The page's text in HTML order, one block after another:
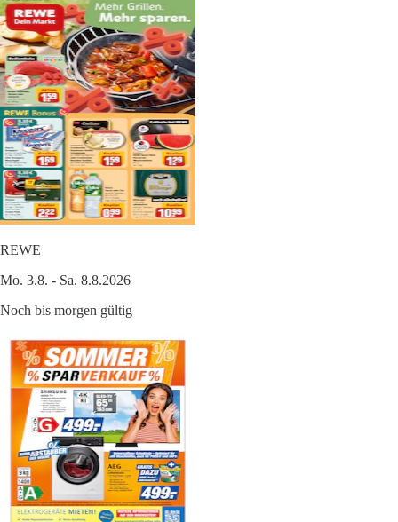
REWE
Mo. 3.8. - Sa. 8.8.2026
Noch bis morgen gültig